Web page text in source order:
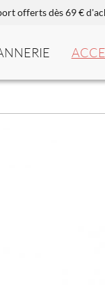
offerts dès 69 €